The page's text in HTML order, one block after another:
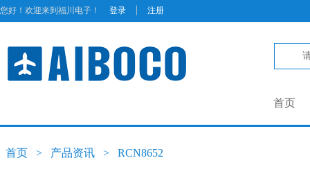
您好！欢迎来到福川电子！ 登录 | 注册
首页
首页 > 产品资讯 > RCN8652